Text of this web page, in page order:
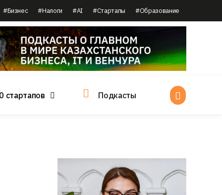
#Бизнес #Налоги #AI #Стартапы #Образование
стартапов Подкасты